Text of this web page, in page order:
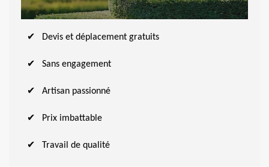
Devis et déplacement gratuits
Sans engagement
Artisan passionné
Prix imbattable
Travail de qualité